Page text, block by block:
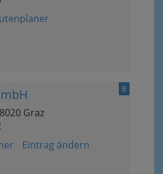
8
Graz
Eintrag ändern